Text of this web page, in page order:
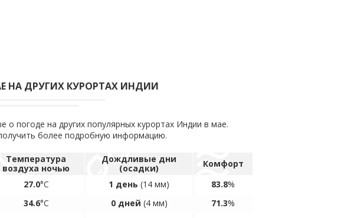
НА ДРУГИХ КУРОРТАХ ИНДИИ
погоде на других популярных курортах Индии в мае.
более подробную информацию.
Температура
воздуха ночью
Дождливые дни
(осадки)
Комфорт
27.0°C 1 день (14 мм) 83.8%
34.6°C 0 дней (4 мм) 71.3%